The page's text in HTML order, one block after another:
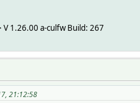
1.26.00 a-culfw Build: 267
21:12:58